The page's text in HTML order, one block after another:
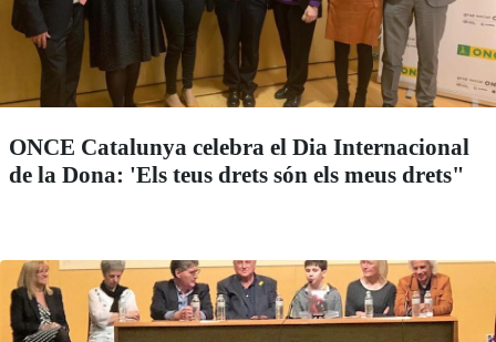
ONCE Catalunya celebra el Dia Internacional
de la Dona: 'Els teus drets són els meus drets"